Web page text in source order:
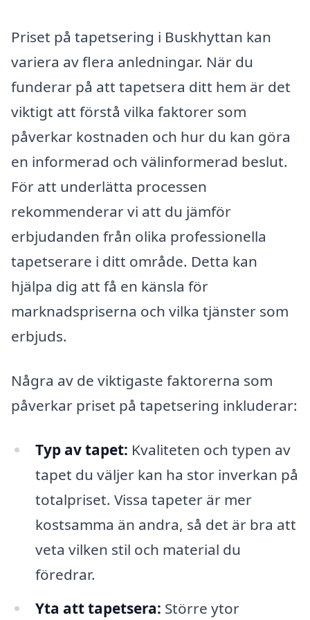
Priset på tapetsering i Buskhyttan kan
variera av flera anledningar. När du
funderar på att tapetsera ditt hem är det
viktigt att förstå vilka faktorer som
påverkar kostnaden och hur du kan göra
en informerad och välinformerad beslut.
För att underlätta processen
rekommenderar vi att du jämför
erbjudanden från olika professionella
tapetserare i ditt område. Detta kan
hjälpa dig att få en känsla för
marknadspriserna och vilka tjänster som
erbjuds.
Några av de viktigaste faktorerna som
påverkar priset på tapetsering inkluderar:
Typ av tapet: Kvaliteten och typen av
tapet du väljer kan ha stor inverkan på
totalpriset. Vissa tapeter är mer
kostsamma än andra, så det är bra att
veta vilken stil och material du
föredrar.
Yta att tapetsera: Större ytor